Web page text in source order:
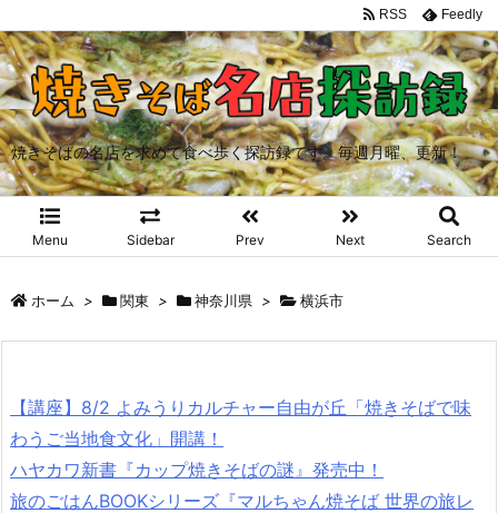
焼きそばの名店を求めて食べ歩く探訪録です。毎週月曜、更新！
Menu Sidebar Prev Next Search
RSS Feedly
ホーム > 関東 > 神奈川県 > 横浜市
【講座】8/2 よみうりカルチャー自由が丘「焼きそばで味
わうご当地食文化」開講！
ハヤカワ新書『カップ焼きそばの謎』発売中！
旅のごはんBOOKシリーズ『マルちゃん焼そば 世界の旅レ